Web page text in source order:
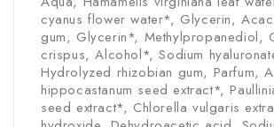
cyanus flower water*, Glycerin,
gum, Glycerin*, Methylpropanediol,
crispus, Alcohol*, Sodium
Hydrolyzed rhizobian gum, Parfum,
hippocastanum seed extract*,
seed extract*, Chlorella vulgaris